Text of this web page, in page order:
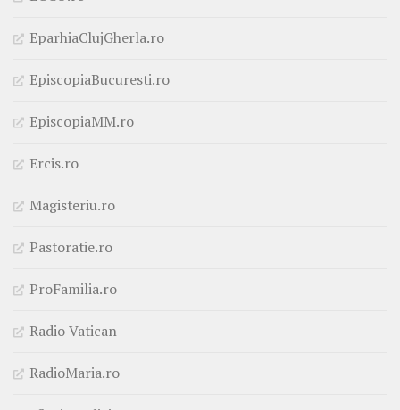
EparhiaClujGherla.ro
EpiscopiaBucuresti.ro
EpiscopiaMM.ro
Ercis.ro
Magisteriu.ro
Pastoratie.ro
ProFamilia.ro
Radio Vatican
RadioMaria.ro